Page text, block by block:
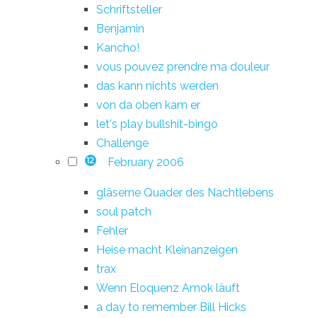
Schriftsteller
Benjamin
Kancho!
vous pouvez prendre ma douleur
das kann nichts werden
von da oben kam er
let's play bullshit-bingo
Challenge
12 February 2006
gläserne Quader des Nachtlebens
soul patch
Fehler
Heise macht Kleinanzeigen
trax
Wenn Eloquenz Amok läuft
a day to remember Bill Hicks